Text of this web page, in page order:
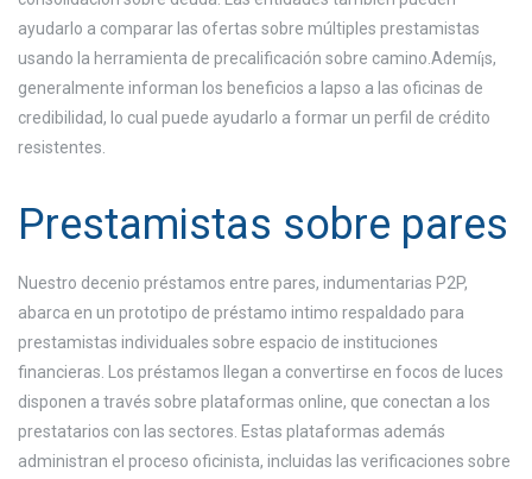
ayudarlo a comparar las ofertas sobre múltiples prestamistas
usando la herramienta de precalificación sobre camino.Ademí¡s,
generalmente informan los beneficios a lapso a las oficinas de
credibilidad, lo cual puede ayudarlo a formar un perfil de crédito
resistentes.
Prestamistas sobre pares
Nuestro decenio préstamos entre pares, indumentarias P2P,
abarca en un prototipo de préstamo intimo respaldado para
prestamistas individuales sobre espacio de instituciones
financieras. Los préstamos llegan a convertirse en focos de luces
disponen a través sobre plataformas online, que conectan a los
prestatarios con las sectores. Estas plataformas además
administran el proceso oficinista, incluidas las verificaciones sobre